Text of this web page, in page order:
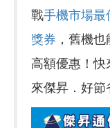
戰手機市場最
獎券 ，舊機也
高額優惠！快
來傑昇．好節